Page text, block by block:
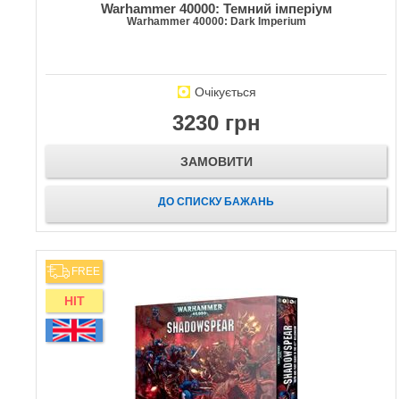
Warhammer 40000: Темний імперіум
Warhammer 40000: Dark Imperium
Очікується
3230 грн
ЗАМОВИТИ
ДО СПИСКУ БАЖАНЬ
FREE
HIT